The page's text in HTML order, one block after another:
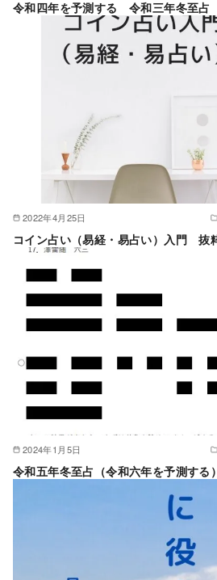
令和四年を予測する 令和三年冬至
2022年4月25日
コイン占い（易経・易占い）入門
2024年1月5日
令和五年冬至占（令和六年を予測す